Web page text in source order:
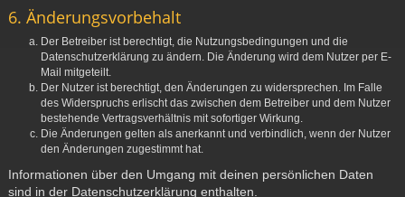
6. Änderungsvorbehalt
Der Betreiber ist berechtigt, die Nutzungsbedingungen und die
Datenschutzerklärung zu ändern. Die Änderung wird dem Nutzer per E-
Mail mitgeteilt.
Der Nutzer ist berechtigt, den Änderungen zu widersprechen. Im Falle
des Widerspruchs erlischt das zwischen dem Betreiber und dem Nutzer
bestehende Vertragsverhältnis mit sofortiger Wirkung.
Die Änderungen gelten als anerkannt und verbindlich, wenn der Nutzer
den Änderungen zugestimmt hat.
Informationen über den Umgang mit deinen persönlichen Daten
sind in der Datenschutzerklärung enthalten.